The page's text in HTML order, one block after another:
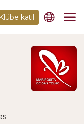
Klübe katıl